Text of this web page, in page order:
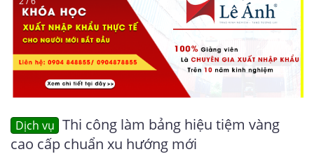
Dịch vụ Thi công làm bảng hiệu tiệm vàng
cao cấp chuẩn xu hướng mới